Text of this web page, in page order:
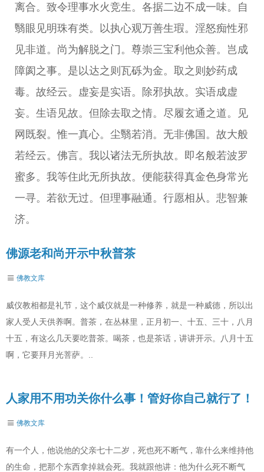
离合。致令理事水火竞生。各据二边不成一味。自
翳眼见明珠有类。以执心观万善生瑕。淫怒痴性邪
见非道。尚为解脱之门。尊崇三宝利他众善。岂成
障阂之事。是以达之则瓦砾为金。取之则妙药成
毒。故经云。虚妄是实语。除邪执故。实语成虚
妄。生语见故。但除去取之情。尽履玄通之道。见
网既裂。惟一真心。尘翳若消。无非佛国。故大般
若经云。佛言。我以诸法无所执故。即名般若波罗
蜜多。我等住此无所执故。便能获得真金色身常光
一寻。若欲无过。但理事融通。行愿相从。悲智兼
济。
佛源老和尚开示中秋普茶
佛教文库
威仪教相都是礼节，这个威仪就是一种修养，就是一种威德，所以出
家人受人天供养啊。普茶，在丛林里，正月初一、十五、三十，八月
十五，有这么几天要吃普茶。喝茶，也是茶话，讲讲开示。八月十五
啊，它要拜月光菩萨。..
人家用不用功关你什么事！管好你自己就行了！
佛教文库
有一个人，他说他的父亲七十二岁，死也死不断气，靠什么来维持他
的生命，把那个东西拿掉就会死。我就跟他讲：他为什么死不断气